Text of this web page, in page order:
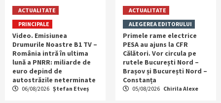
ACTUALITATE
PRINCIPALE
Video. Emisiunea
Drumurile Noastre B1 TV –
România intră în ultima
lună a PNRR: miliarde de
euro depind de
autostrăzile neterminate
06/08/2026 Ștefan Etveș
ACTUALITATE
ALEGEREA EDITORULUI
Primele rame electrice
PESA au ajuns la CFR
Călători. Vor circula pe
rutele București Nord –
Brașov și București Nord –
Constanța
05/08/2026 Chirila Alexe